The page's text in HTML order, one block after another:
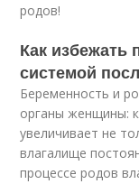
родов!
Как избежать
системой
Беременность и
органы женщины:
увеличивает не
влагалище
процессе родов